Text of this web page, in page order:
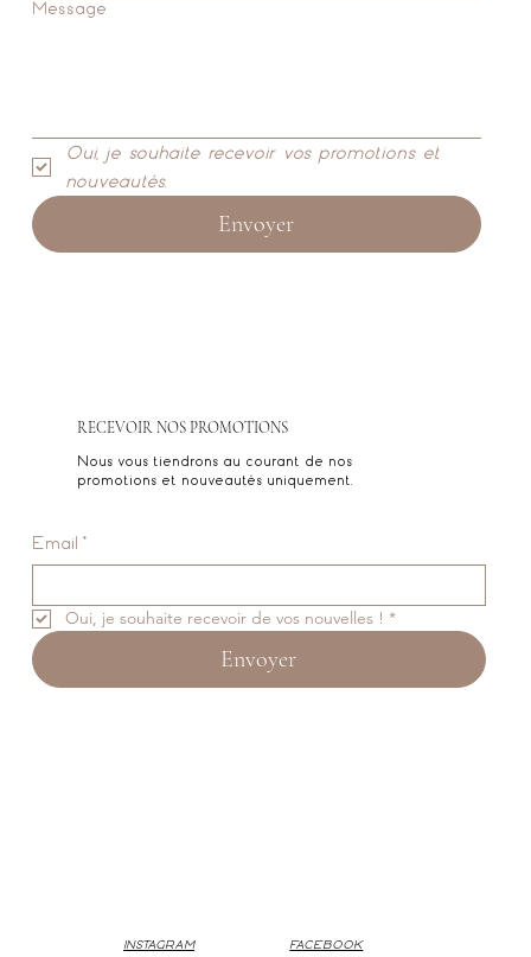
Message
Oui, je souhaite recevoir vos promotions et
nouveautés.
Envoyer
RECEVOIR NOS PROMOTIONS
Nous vous tiendrons au courant de nos
promotions et nouveautés uniquement.
Email *
Oui, je souhaite recevoir de vos nouvelles ! *
Envoyer
INSTAGRAM FACEBOOK